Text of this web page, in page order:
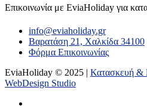
Επικοινωνία με ΕviaHoliday για
info@eviaholiday.gr
Βαρατάση 21, Χαλκίδα 34100
Φόρμα Επικοινωνίας
EviaHoliday © 2025 | Κατασκευή &
WebDesign Studio